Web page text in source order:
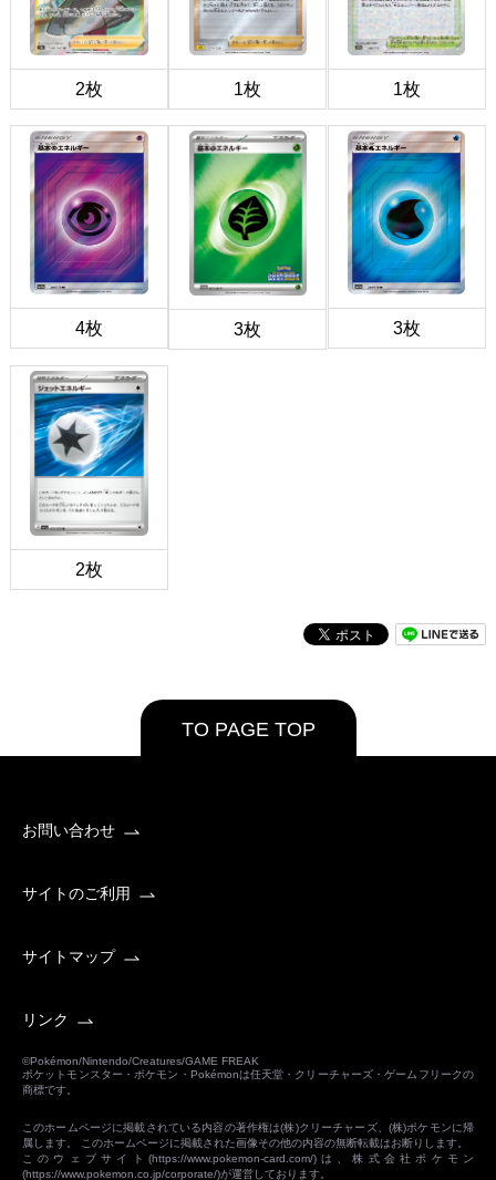
2枚 1枚 1枚
4枚 3枚 3枚
2枚
TO PAGE TOP
お問い合わせ
サイトのご利用
サイトマップ
リンク
©Pokémon/Nintendo/Creatures/GAME FREAK
ポケットモンスター・ポケモン・Pokémonは任天堂・クリーチャーズ・ゲームフリークの
商標です。
このホームページに掲載されている内容の著作権は(株)クリーチャーズ、(株)ポケモンに帰
属します。 このホームページに掲載された画像その他の内容の無断転載はお断りします。
このウェブサイト(https://www.pokemon-card.com/)は、株式会社ポケモン
(https://www.pokemon.co.jp/corporate/)が運営しております。